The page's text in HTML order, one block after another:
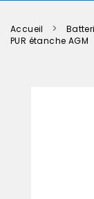
Accueil
PUR étanche AGM